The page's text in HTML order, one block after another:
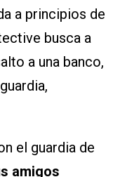
a principios de
busca a
a una banco,
el guardia de
amigos